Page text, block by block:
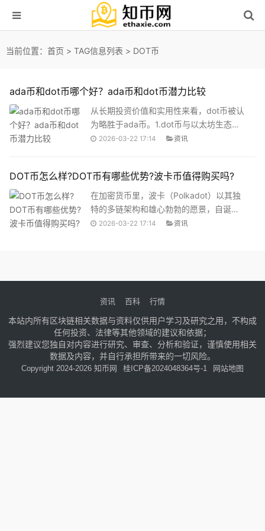
当前位置： 首页 > TAG信息列表 > DOT币
ada币和dot币哪个好？ada币和dot币潜力比较
从长期投资价值和实用性来看，dot币被认
为略胜于ada币。1.dot币与以太坊生态系
统紧密相连，享有强大的网络效应；2.基
2026-03-22 17:14 资讯
DOT币怎么样?DOT币有哪些优势?波卡币值得购买吗?
在加密货币里，波卡（Polkadot）以其独
特的多链架构和雄心勃勃的愿景，自诞生
起就吸引了众多目光。作为其原生代币的
2026-03-22 17:14 资讯
资讯 百科 行情
本站内所有区块链相关数据与资料仅供用户学习及研究之用，不构成
任何投资、法律等其他领域的建议和依据；
强烈建议您独自对内容进行研究、审查、分析和验证，谨慎使用相关
数据及内容，并自行承担所带来的一切风险。
Copyright 2024-2026 知币网 桂ICP备2024048364号-1 网站地图